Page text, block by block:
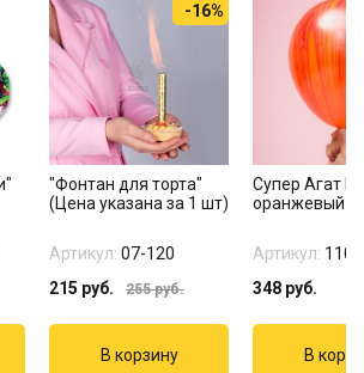
-16%
"Фонтан для торта"
(Цена указана за 1 шт)
Артикул: 07-120
215 руб. 255руб.
Супер Агат
оранжевый
Артикул:
348 руб.